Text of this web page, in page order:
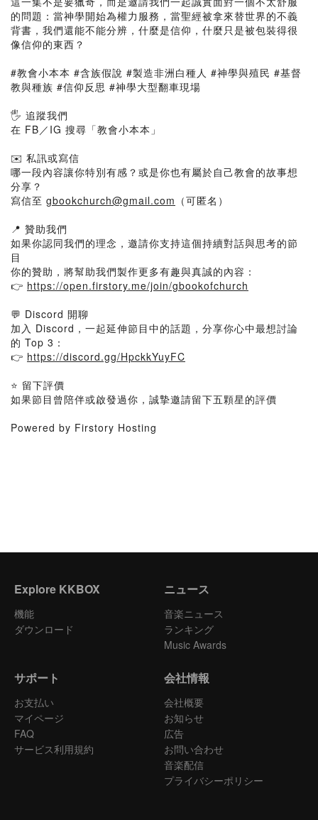
的問題：當神學開始為權力服務，當聖經被拿來替世界的不義
背書，我們還能不能分辨，什麼是信仰，什麼只是被包裝得很
像信仰的東西？
#教會小本本 #含族假說 #製造非洲白種人 #神學與殖民 #基督
教與種族 #信仰反思 #神學大型翻車現場
🖐 追蹤我們
在 FB／IG 搜尋「教會小本本」
✉️ 私訊或寫信
哪一段內容讓你特別有感？或是你也有屬於自己教會的故事想
分享？
寫信至 gbookchurch@gmail.com （可匿名）
📍 贊助我們
如果你認同我們的理念，邀請你支持這個持續對話與思考的節
目
你的贊助，將幫助我們製作更多有趣與真誠的內容：
👉 https://open.firstory.me/join/gbookofchurch
💬 Discord 開聊
加入 Discord，一起延伸節目中的話題，分享你心中最想討論
的 Top 3：
👉 https://discord.gg/HpckkYuyFC
⭐ 留下評價
如果節目曾陪伴或啟發過你，誠摯邀請留下五顆星的評價
Powered by Firstory Hosting
Explore KKBOX
機能
ダウンロード
ニュース
音楽ニュース
ランキング
Music Awards
サポート
お支払い
マイページ
FAQ
サービス利用規約
会社情報
会社概要
お知らせ
広告
お問い合わせ
音楽配信
プライバシーポリシー